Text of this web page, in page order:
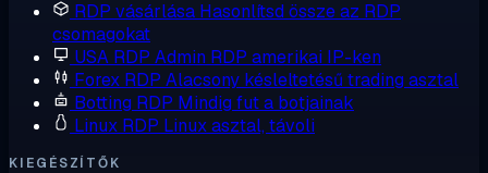
RDP vásárlása Hasonlítsd össze az RDP
csomagokat
USA RDP Admin RDP amerikai IP-ken
Forex RDP Alacsony késleltetésű trading asztal
Botting RDP Mindig fut a botjainak
Linux RDP Linux asztal, távoli
KIEGÉSZÍTŐK